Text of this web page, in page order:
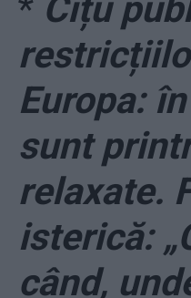
* Cîțu
Europa:
sunt
relaxate.
isterică:
când,